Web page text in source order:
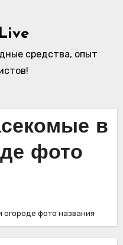
средства, опыт
в
фото
фото названия